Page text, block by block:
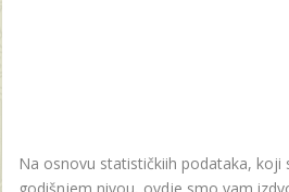
Na osnovu statističkiih podataka, koji
godišnjem nivou, ovdje smo vam